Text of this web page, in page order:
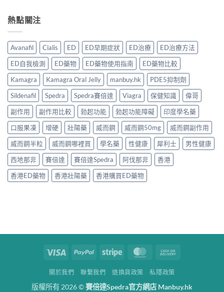
熱點關注
Avanafil Cialis ED ED早期症狀 ED治療
ED治療方法
ED自我檢測
ED藥物 ED藥物使用指南
ED藥物比較
Kamagra
Kamagra Oral Jelly manbuy.hk
PDE5抑制劑
Sildenafil
Spedra Spedra賽倍達 Viagra 保健知識
偉哥
副作用
副作用比較 勃起功能 勃起功能障礙
印度學名藥
口服果凍
增硬 壯陽藥 威而鋼 威而鋼50mg
威而鋼副作用
威而鋼半粒
威而鋼哪裡買 學名藥 性健康 犀利士
男性健康
西地那非
賽倍達 賽倍達Spedra 阿伐那非
香港
香港ED藥物
香港壯陽藥 香港購買ED藥物
Visa PayPal Stripe MasterCard
關於我們 聯繫我們 退換貨政策 私隱政策
版權所有 2026 ©賽倍達Spedra官方網店 Manbuy.hk